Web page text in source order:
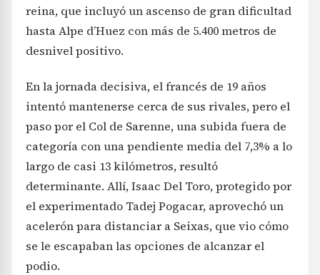
reina, que incluyó un ascenso de gran dificultad
hasta Alpe d’Huez con más de 5.400 metros de
desnivel positivo.
En la jornada decisiva, el francés de 19 años
intentó mantenerse cerca de sus rivales, pero el
paso por el Col de Sarenne, una subida fuera de
categoría con una pendiente media del 7,3% a lo
largo de casi 13 kilómetros, resultó
determinante. Allí, Isaac Del Toro, protegido por
el experimentado Tadej Pogacar, aprovechó un
acelerón para distanciar a Seixas, que vio cómo
se le escapaban las opciones de alcanzar el
podio.